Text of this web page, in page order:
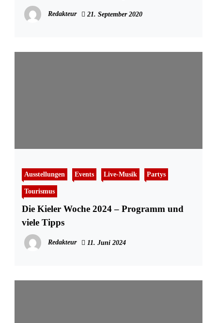
Redakteur 21. September 2020
Ausstellungen Events Live-Musik Partys
Tourismus
Die Kieler Woche 2024 – Programm und
viele Tipps
Redakteur 11. Juni 2024